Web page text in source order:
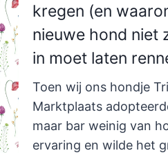
kregen (en
nieuwe hond niet
in moet laten
Toen wij ons hondje
Marktplaats
maar bar weinig van
ervaring en wilde het